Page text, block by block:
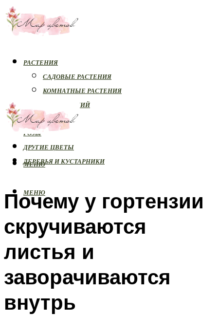
РАСТЕНИЯ
САДОВЫЕ РАСТЕНИЯ
КОМНАТНЫЕ РАСТЕНИЯ
БОЛЕЗНИ РАСТЕНИЙ
ОРХИДЕИ
РОЗЫ
ДРУГИЕ ЦВЕТЫ
ДЕРЕВЬЯ И КУСТАРНИКИ
МЕНЮ
МЕНЮ
Почему у гортензии
скручиваются
листья и
заворачиваются
внутрь